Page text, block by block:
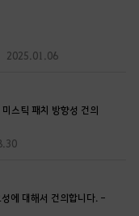
2025.01.06
스틱 패치 방향성 건의
에 대해서 건의합니다. -